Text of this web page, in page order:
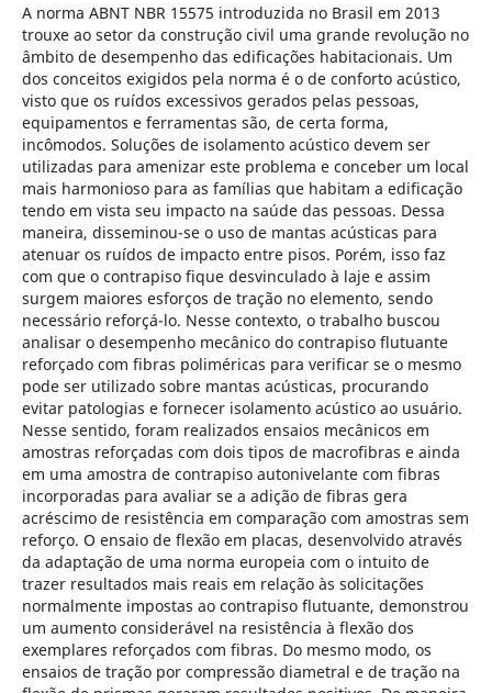
A norma ABNT NBR 15575 introduzida no Brasil em 2013
trouxe ao setor da construção civil uma grande revolução no
âmbito de desempenho das edificações habitacionais. Um
dos conceitos exigidos pela norma é o de conforto acústico,
visto que os ruídos excessivos gerados pelas pessoas,
equipamentos e ferramentas são, de certa forma,
incômodos. Soluções de isolamento acústico devem ser
utilizadas para amenizar este problema e conceber um local
mais harmonioso para as famílias que habitam a edificação
tendo em vista seu impacto na saúde das pessoas. Dessa
maneira, disseminou-se o uso de mantas acústicas para
atenuar os ruídos de impacto entre pisos. Porém, isso faz
com que o contrapiso fique desvinculado à laje e assim
surgem maiores esforços de tração no elemento, sendo
necessário reforçá-lo. Nesse contexto, o trabalho buscou
analisar o desempenho mecânico do contrapiso flutuante
reforçado com fibras poliméricas para verificar se o mesmo
pode ser utilizado sobre mantas acústicas, procurando
evitar patologias e fornecer isolamento acústico ao usuário.
Nesse sentido, foram realizados ensaios mecânicos em
amostras reforçadas com dois tipos de macrofibras e ainda
em uma amostra de contrapiso autonivelante com fibras
incorporadas para avaliar se a adição de fibras gera
acréscimo de resistência em comparação com amostras sem
reforço. O ensaio de flexão em placas, desenvolvido através
da adaptação de uma norma europeia com o intuito de
trazer resultados mais reais em relação às solicitações
normalmente impostas ao contrapiso flutuante, demonstrou
um aumento considerável na resistência à flexão dos
exemplares reforçados com fibras. Do mesmo modo, os
ensaios de tração por compressão diametral e de tração na